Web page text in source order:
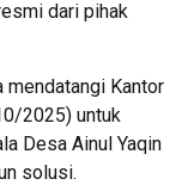
dari pihak
mendatangi Kantor
2025) untuk
Desa Ainul Yaqin
solusi.